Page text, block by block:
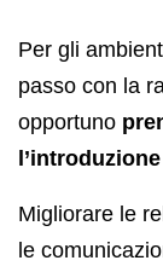
Per gli
passo con la
opportuno
Migliorare le
le